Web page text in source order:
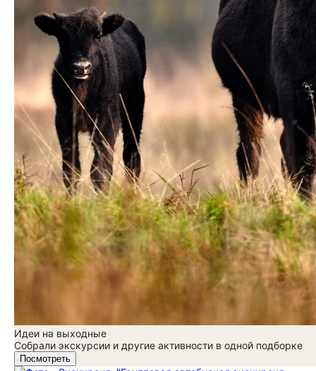
Идеи на выходные
Собрали экскурсии и другие активности в одной подборке
Посмотреть